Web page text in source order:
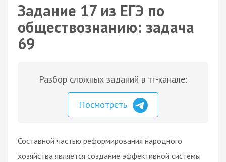
Задание 17 из ЕГЭ по
обществознанию: задача
69
Разбор сложных заданий в тг-канале:
Посмотреть
Составной частью реформирования народного
хозяйства является создание эффективной системы